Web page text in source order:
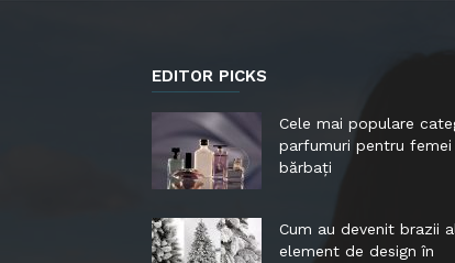
EDITOR PICKS
Cele mai populare
parfumuri pentru femei
bărbați
Cum au devenit brazii
element de design în